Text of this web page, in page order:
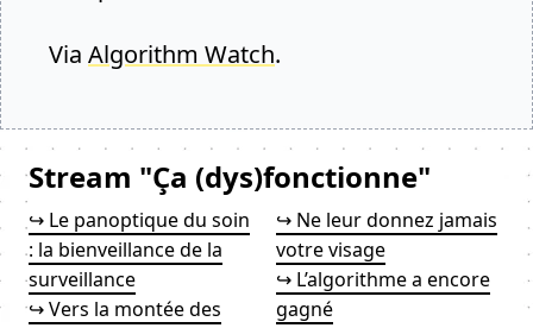
Via Algorithm Watch.
Stream "Ça (dys)fonctionne"
↪ Le panoptique du soin
: la bienveillance de la
surveillance
↪ Vers la montée des
↪ Ne leur donnez jamais
votre visage
↪ L’algorithme a encore
gagné